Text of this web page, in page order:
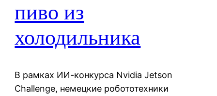
пиво из
холодильника
В рамках ИИ-конкурса Nvidia Jetson
Challenge, немецкие робототехники